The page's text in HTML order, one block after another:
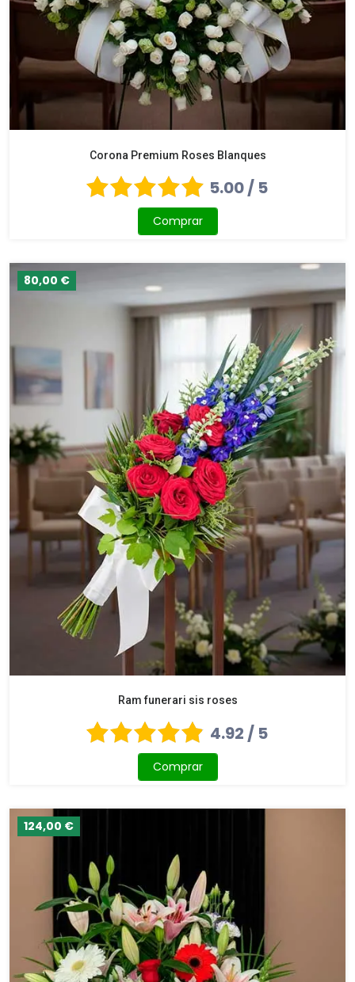
Corona Premium Roses Blanques
5.00 / 5
Comprar
80,00 €
Ram funerari sis roses
4.92 / 5
Comprar
124,00 €